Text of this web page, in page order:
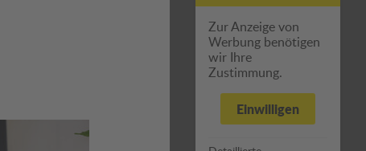
Zur Anzeige von
Werbung benötigen
wir Ihre
Zustimmung.
Einwilligen